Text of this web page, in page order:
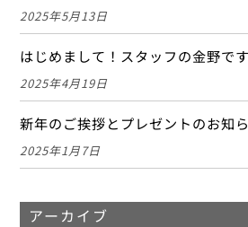
2025年5月13日
はじめまして！スタッフの金野です
2025年4月19日
新年のご挨拶とプレゼントのお知
2025年1月7日
アーカイブ